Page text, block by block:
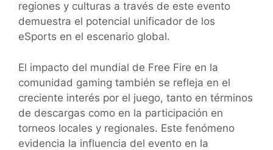
regiones y culturas a través de este evento
demuestra el potencial unificador de los
eSports en el escenario global.
El impacto del mundial de Free Fire en la
comunidad gaming también se refleja en el
creciente interés por el juego, tanto en términos
de descargas como en la participación en
torneos locales y regionales. Este fenómeno
evidencia la influencia del evento en la